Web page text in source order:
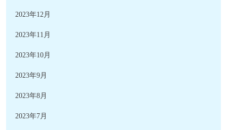
2023年12月
2023年11月
2023年10月
2023年9月
2023年8月
2023年7月